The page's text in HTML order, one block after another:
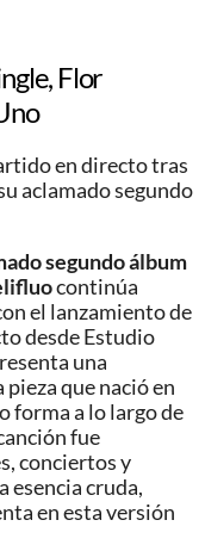
Flor
en directo tras
aclamado segundo
segundo álbum
continúa
el lanzamiento de
desde Estudio
una
que nació en
forma a lo largo de
fue
conciertos y
esencia cruda,
en esta versión